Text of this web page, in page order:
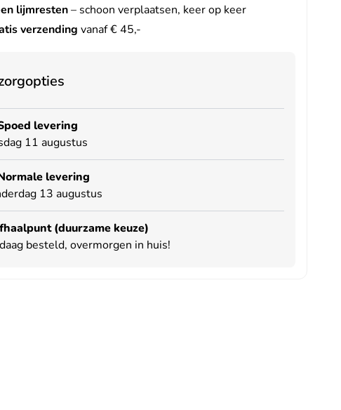
lijmresten– schoon verplaatsen, keer op keer
verzending vanaf € 45,-
levering
11 augustus
levering
13 augustus
(duurzame keuze)
besteld, overmorgen in huis!